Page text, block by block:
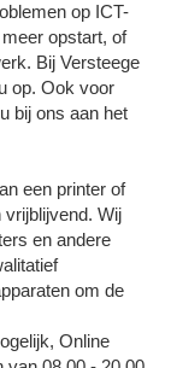
op ICT-
opstart, of
Bij Versteege
op. Ook voor
bij ons aan het
een printer of
vrijblijvend. Wij
en andere
om de
Online